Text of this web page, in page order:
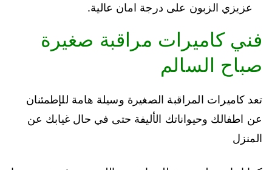
عزيزي الزبون على درجة امان عالية.
فني كاميرات مراقبة صغيرة
صباح السالم
تعد كاميرات المراقبة الصغيرة وسيلة هامة للإطمئنان
عن اطفالك وحيواناتك الأليفة حتى في حال غيابك عن
المنزل